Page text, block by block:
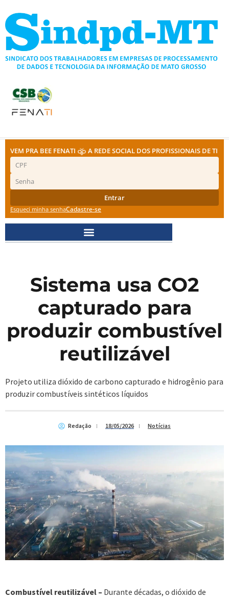
para
conteúdo
VEM PRA BEE FENATI A REDE SOCIAL DOS PROFISSIONAIS DE TI
Entrar
Esqueci minha senhaCadastre-se
Sistema usa CO2
capturado para
produzir combustível
reutilizável
Projeto utiliza dióxido de carbono capturado e hidrogênio para
produzir combustíveis sintéticos líquidos
Redação 18/05/2026 Notícias
Combustível reutilizável – Durante décadas, o dióxido de